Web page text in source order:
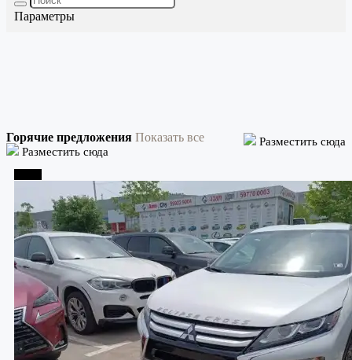
Параметры
Горячие предложения Показать все
Разместить сюда
Разместить сюда